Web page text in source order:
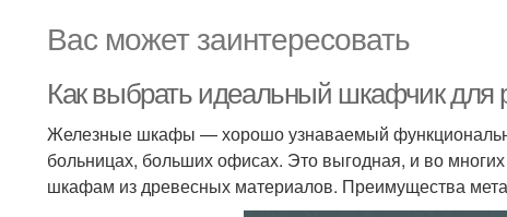
Вас может заинтересовать
Как выбрать идеальный шкафчик для
Железные шкафы — хорошо узнаваемый
больницах, больших офисах. Это выгодная, и во
шкафам из древесных материалов. Преимущества